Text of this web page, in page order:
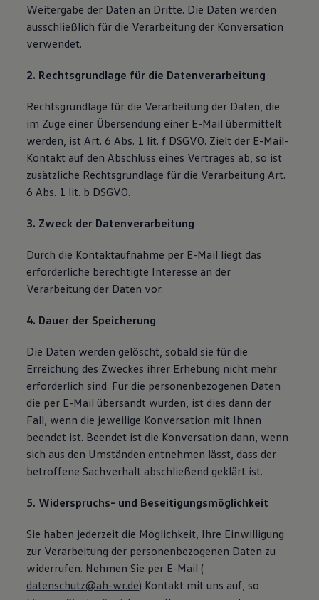
Weitergabe der Daten an Dritte. Die Daten werden
ausschließlich für die Verarbeitung der Konversation
verwendet.
2. Rechtsgrundlage für die Datenverarbeitung
Rechtsgrundlage für die Verarbeitung der Daten, die
im Zuge einer Übersendung einer E-Mail übermittelt
werden, ist Art. 6 Abs. 1 lit. f DSGVO. Zielt der E-Mail-
Kontakt auf den Abschluss eines Vertrages ab, so ist
zusätzliche Rechtsgrundlage für die Verarbeitung Art.
6 Abs. 1 lit. b DSGVO.
3. Zweck der Datenverarbeitung
Durch die Kontaktaufnahme per E-Mail liegt das
erforderliche berechtigte Interesse an der
Verarbeitung der Daten vor.
4. Dauer der Speicherung
Die Daten werden gelöscht, sobald sie für die
Erreichung des Zweckes ihrer Erhebung nicht mehr
erforderlich sind. Für die personenbezogenen Daten
die per E-Mail übersandt wurden, ist dies dann der
Fall, wenn die jeweilige Konversation mit Ihnen
beendet ist. Beendet ist die Konversation dann, wenn
sich aus den Umständen entnehmen lässt, dass der
betroffene Sachverhalt abschließend geklärt ist.
5. Widerspruchs- und Beseitigungsmöglichkeit
Sie haben jederzeit die Möglichkeit, Ihre Einwilligung
zur Verarbeitung der personenbezogenen Daten zu
widerrufen. Nehmen Sie per E-Mail (
datenschutz@ah-wr.de) Kontakt mit uns auf, so